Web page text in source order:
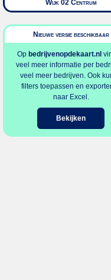
Wijk 02 Centrum
Nieuwe versie beschikbaar
Op bedrijvenopdekaart.nl
veel meer informatie per
veel meer bedrijven. Ook
filters toepassen en
naar Excel.
Bekijken